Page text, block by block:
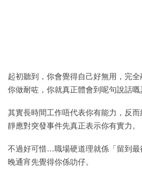
起初聽到，你會覺得自己好無用，完
你做耐咗，你就真正體會到呢句說話嘅
其實長時間工作唔代表你有能力，反
靜應對突發事件先真正表示你有實力。
不過好可惜…職場硬道理就係「留到最
晚通宵先覺得你係叻仔。